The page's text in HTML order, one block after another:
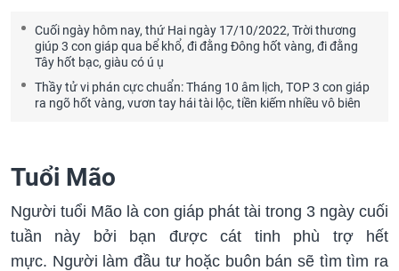
Cuối ngày hôm nay, thứ Hai ngày 17/10/2022, Trời thương
giúp 3 con giáp qua bể khổ, đi đằng Đông hốt vàng, đi đằng
Tây hốt bạc, giàu có ú ụ
Thầy tử vi phán cực chuẩn: Tháng 10 âm lịch, TOP 3 con giáp
ra ngõ hốt vàng, vươn tay hái tài lộc, tiền kiếm nhiều vô biên
Tuổi Mão
Người tuổi Mão là con giáp phát tài trong 3 ngày cuối
tuần này bởi bạn được cát tinh phù trợ hết
mực. Người làm đầu tư hoặc buôn bán sẽ tìm tìm ra